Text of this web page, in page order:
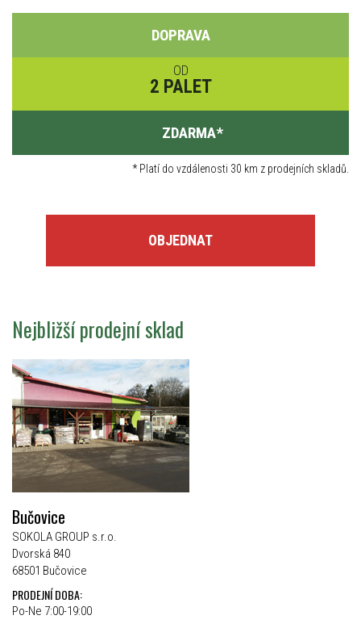
DOPRAVA
OD
2 PALET
ZDARMA*
*Platí do vzdálenosti 30 km z prodejních skladů.
OBJEDNAT
Nejbližší prodejní sklad
Bučovice
SOKOLA GROUP s.r.o.
Dvorská 840
68501 Bučovice
PRODEJNÍ DOBA:
Po-Ne 7:00-19:00